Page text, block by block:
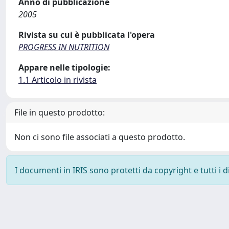
2005
Rivista su cui è pubblicata l'opera
PROGRESS IN NUTRITION
Appare nelle tipologie:
1.1 Articolo in rivista
File in questo prodotto:
Non ci sono file associati a questo prodotto.
I documenti in IRIS sono protetti da copyright e tutti i